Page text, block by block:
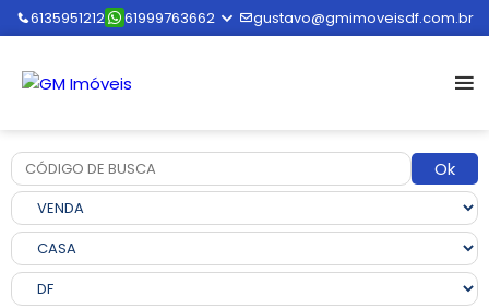
6135951212 61999763662 gustavo@gmimoveisdf.com.br
Ok